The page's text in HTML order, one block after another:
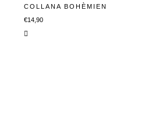
COLLANA BOHÈMIEN
€14,90